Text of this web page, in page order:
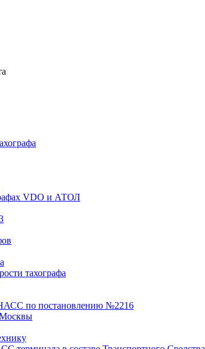
VDO и АТОЛ
тахографа
по постановлению №2216